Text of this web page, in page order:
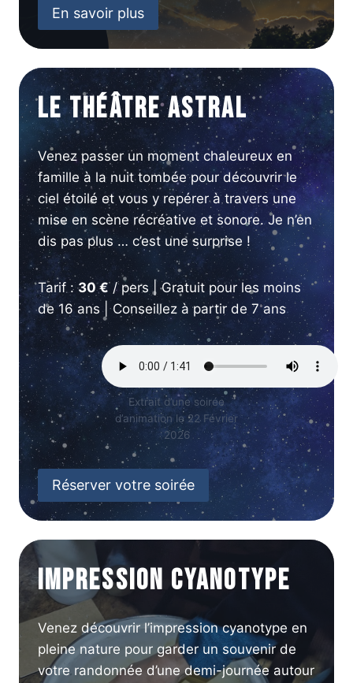
En savoir plus
Le Théâtre Astral
Venez passer un moment chaleureux en
famille à la nuit tombée pour découvrir le
ciel étoilé et vous y repérer à travers une
mise en scène récréative et sonore. Je n’en
dis pas plus … c’est une surprise !
Tarif :30 €/ pers | Gratuit pour les moins
de 16 ans | Conseillez à partir de 7 ans
Extrait d’une soirée
d’animation le 22 Février
2026
Réserver votre soirée
Impression Cyanotype
Venez découvrir l’impression cyanotype en
pleine nature pour garder un souvenir de
votre randonnée d’une demi-journée autour